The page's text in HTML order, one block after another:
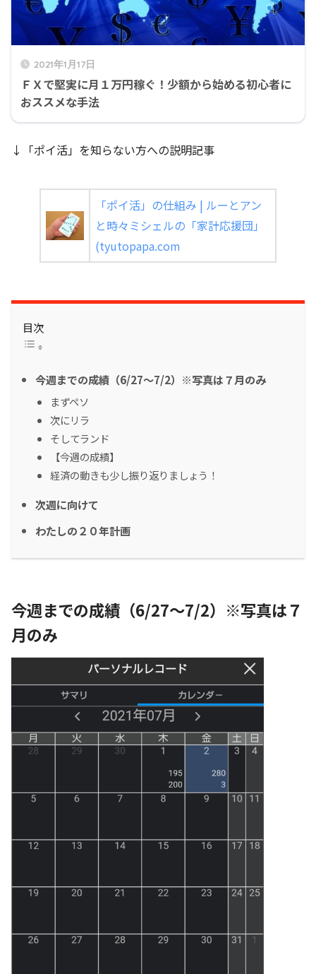
2021年1月17日
ＦＸで堅実に月１万円稼ぐ！少額から始める初心者に
おススメな手法
↓「ポイ活」を知らない方への説明記事
「ポイ活」の仕組み | ルーとアン
と時々ミシェルの「家計応援団」
(tyutopapa.com
目次
今週までの成績（6/27～7/2）※写真は７月のみ
まずペソ
次にリラ
そしてランド
【今週の成績】
経済の動きも少し振り返りましょう！
次週に向けて
わたしの２０年計画
今週までの成績（6/27～7/2）※写真は７
月のみ